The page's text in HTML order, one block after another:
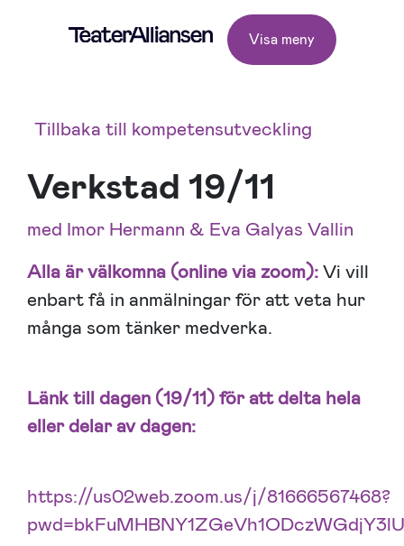
Visa meny
Tillbaka till kompetensutveckling
Verkstad 19/11
med Imor Hermann & Eva Galyas Vallin
Alla är välkomna (online via zoom):Vi vill
enbart få in anmälningar för att veta hur
många som tänker medverka.
Länk till dagen (19/11) för att delta hela
eller delar av dagen:
https://us02web.zoom.us/j/81666567468?